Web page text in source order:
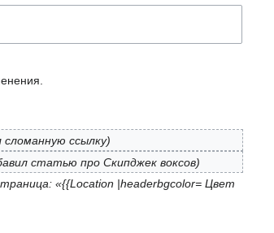
сломанную ссылку
статью про Скипджек воксов
«{{Location |headerbgcolor= Цвет